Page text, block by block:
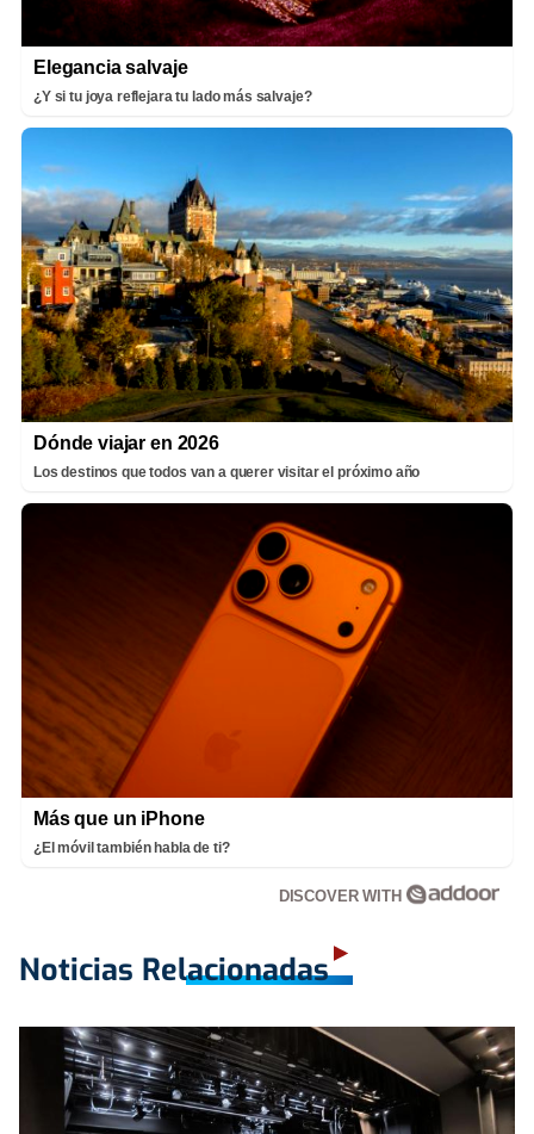
Elegancia salvaje
¿Y si tu joya reflejara tu lado más salvaje?
Dónde viajar en 2026
Los destinos que todos van a querer visitar el próximo año
Más que un iPhone
¿El móvil también habla de ti?
DISCOVER WITH
Noticias Relacionadas